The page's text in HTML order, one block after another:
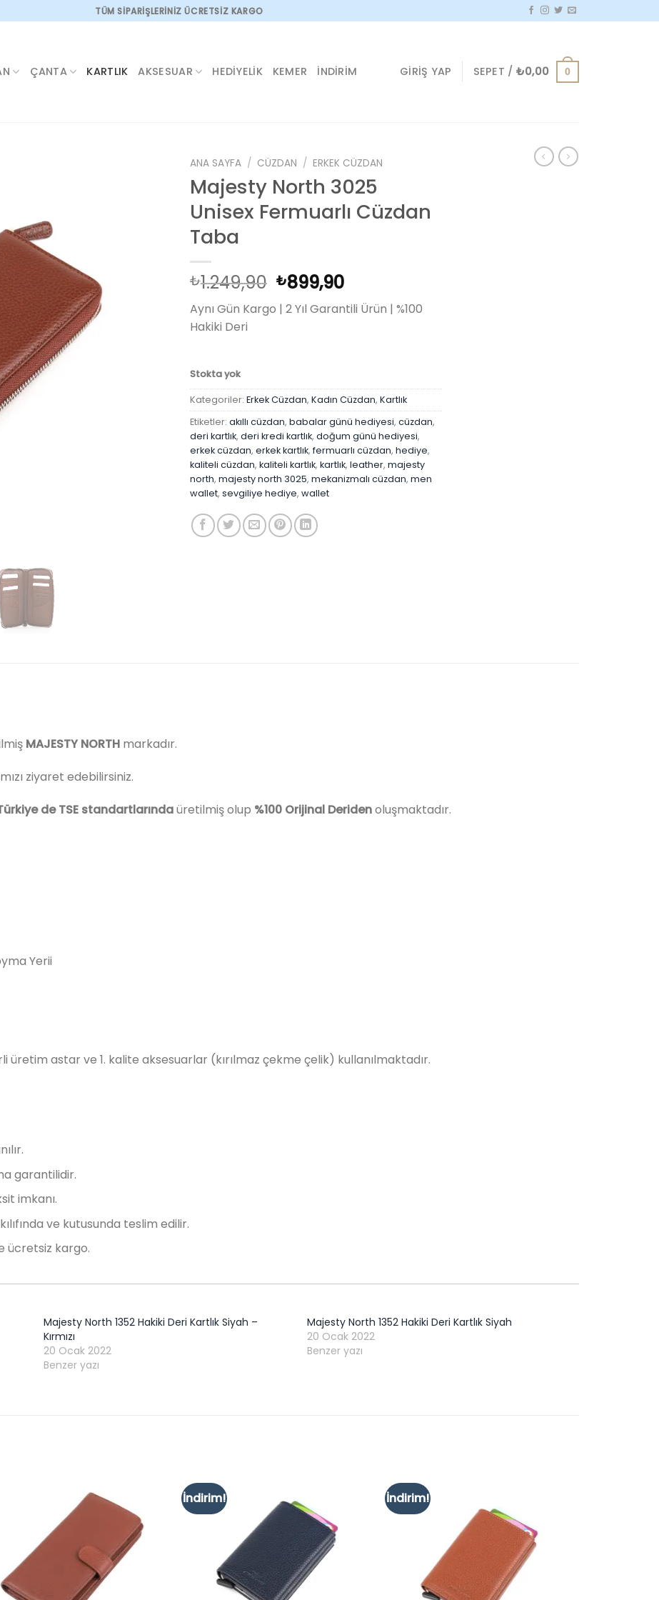
TÜM SİPARİŞLERİNİZ ÜCRETSİZ KARGO
ÇANTA KARTLIK AKSESUAR HEDIYELIK KEMER İNDIRIM GIRIŞ YAP SEPET / ₺0,00 0
ANA SAYFA / CÜZDAN / ERKEK CÜZDAN
Majesty North 3025
Unisex Fermuarlı Cüzdan
Taba
₺1.249,90 Orijinal
fiyat:
₺1.249,90.
₺899,90Şu
andaki
fiyat:
Aynı Gün Kargo | 2 Yıl Garantili Ürün | %100
Hakiki Deri
Stokta yok
Kategoriler: Erkek Cüzdan, Kadın Cüzdan, Kartlık
Etiketler: akıllı cüzdan, babalar günü hediyesi, cüzdan,
deri kartlık, deri kredi kartlık, doğum günü hediyesi,
erkek cüzdan, erkek kartlık, fermuarlı cüzdan, hediye,
kaliteli cüzdan, kaliteli kartlık, kartlık, leather, majesty
north, majesty north 3025, mekanizmalı cüzdan, men
wallet, sevgiliye hediye, wallet
MAJESTY NORTH markadır.
ziyaret edebilirsiniz.
deTSE standartlarındaüretilmiş olup %100 Orijinal Deridenoluşmaktadır.
Yerii
üretim astar ve 1. kalite aksesuarlar (kırılmaz çekme çelik) kullanılmaktadır.
garantilidir.
imkanı.
ve kutusunda teslim edilir.
ücretsiz kargo.
Majesty North 1352 Hakiki Deri Kartlık Siyah –
Kırmızı
20 Ocak 2022
Benzer yazı
Majesty North 1352 Hakiki Deri Kartlık Siyah
20 Ocak 2022
Benzer yazı
Add to
wishlist
İndirim!
Add to
wishlist
İndirim!
wishlist